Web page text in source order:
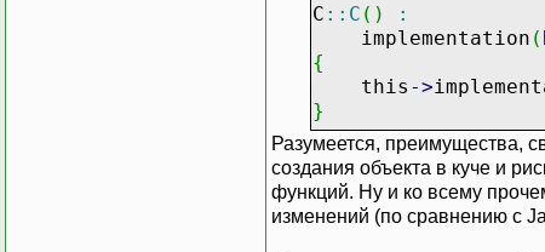
C :: C ( )
:
implementation (
{
this ->
}
void C::f( )
{
this ->
Разумеется, преимущества,
создания объекта в куче и
функций. Ну и ко всему
изменений (по сравнению с